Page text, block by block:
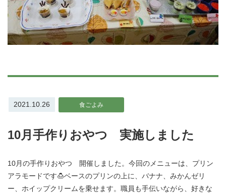
2021.10.26 食ごよみ
10月手作りおやつ 実施しました
10月の手作りおやつ 開催しました。今回のメニューは、プリン
アラモードです🍮ベースのプリンの上に、バナナ、みかんゼリ
ー、ホイップクリームを乗せます。職員も手伝いながら、好きな